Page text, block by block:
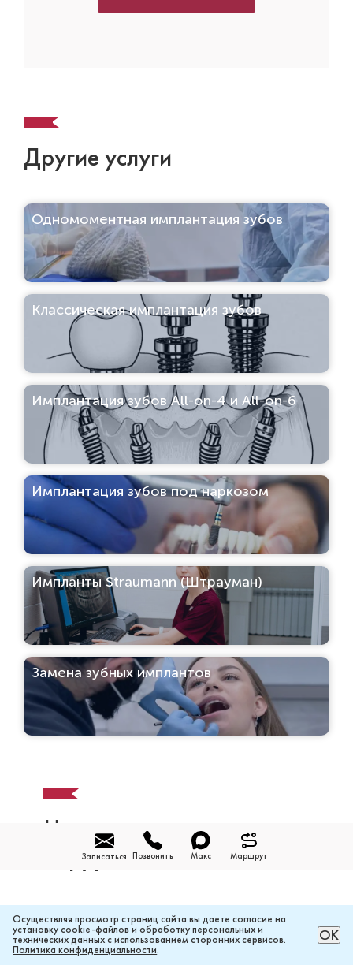
Другие услуги
Одномоментная имплантация зубов
Классическая имплантация зубов
Имплантация зубов All-on-4 и All-on-6
Имплантация зубов под наркозом
Импланты Straumann (Штрауман)
Замена зубных имплантов
Наши стоматологи-
хирурги
Записаться Позвонить Макс Маршрут
Осуществляя просмотр страниц сайта вы даете согласие на
установку cookie-файлов и обработку персональных и
технических данных с использованием сторонних сервисов.
Политика конфиденциальности.
ОК